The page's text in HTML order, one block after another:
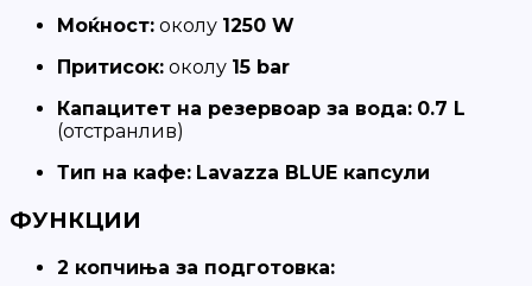
Моќност: околу 1250 W
Притисок: околу 15 bar
Капацитет на резервоар за вода: 0.7 L
(отстранлив)
Тип на кафе: Lavazza BLUE капсули
ФУНКЦИИ
2 копчиња за подготовка: